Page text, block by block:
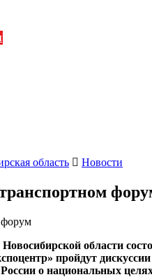
область Новости
Новосибирской области
пройдут
о национальных